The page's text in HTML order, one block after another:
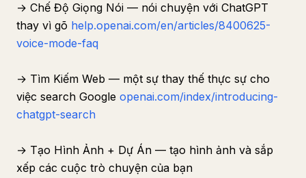
→ Chế Độ Giọng Nói — nói chuyện với ChatGPT
thay vì gõ help.openai.com/en/articles/8400625-
voice-mode-faq
→ Tìm Kiếm Web — một sự thay thế thực sự cho
việc search Google openai.com/index/introducing-
chatgpt-search
→ Tạo Hình Ảnh + Dự Án — tạo hình ảnh và sắp
xếp các cuộc trò chuyện của bạn